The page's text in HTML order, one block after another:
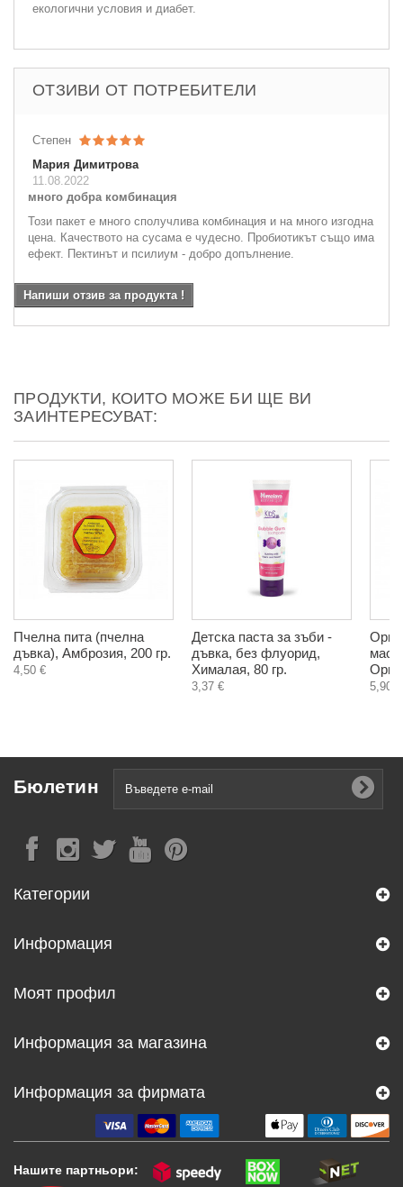
екологични условия и диабет.
ОТЗИВИ ОТ ПОТРЕБИТЕЛИ
Степен
Мария Димитрова
11.08.2022
много добра комбинация
Този пакет е много сполучлива комбинация и на много изгодна
цена. Качеството на сусама е чудесно. Пробиотикът също има
ефект. Пектинът и псилиум - добро допълнение.
Напиши отзив за продукта !
ПРОДУКТИ, КОИТО МОЖЕ БИ ЩЕ ВИ
ЗАИНТЕРЕСУВАТ:
Пчелна пита (пчелна
дъвка), Амброзия, 200 гр.
4,50 €
Детска паста за зъби -
дъвка, без флуорид,
Хималая, 80 гр.
3,37 € 5,90 €
Бюлетин
Категории
Информация
Моят профил
Информация за магазина
Информация за фирмата
Нашите партньори: